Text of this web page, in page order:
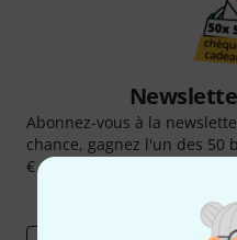
Abonnez-vous à la
chance, gagnez l'un des 50
€ chacun!
Articles inspirants